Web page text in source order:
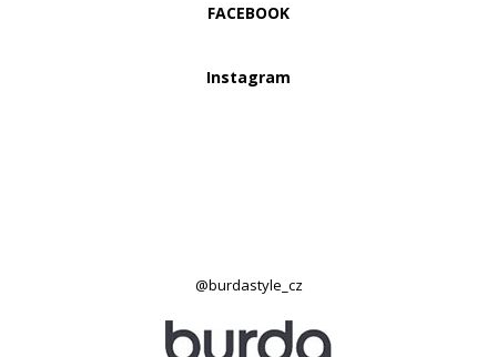
FACEBOOK
Instagram
@burdastyle_cz